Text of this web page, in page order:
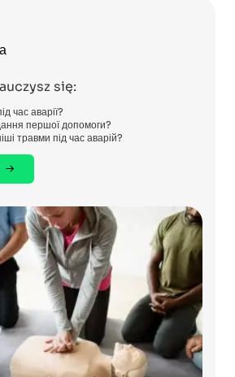
się:
час аварії?
першої допомоги?
травми під час аварій?